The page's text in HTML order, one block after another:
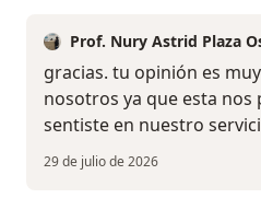
Prof. Nury Astrid Plaza
gracias. tu opinión es
nosotros ya que esta
sentiste en nuestro
29 de julio de 2026